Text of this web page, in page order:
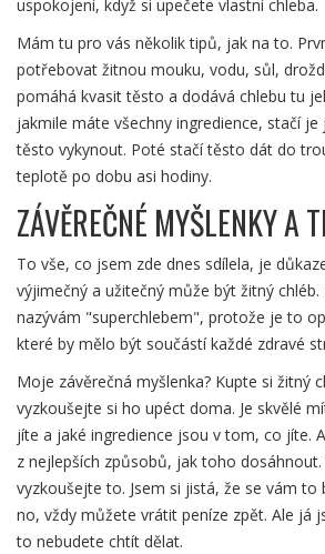
uspokojení, když si upečete vlastní chleba.
Mám tu pro vás několik tipů, jak na to.
potřebovat žitnou mouku, vodu, sůl,
pomáhá kvasit těsto a dodává chlebu tu
jakmile máte všechny ingredience, stačí
těsto vykynout. Poté stačí těsto dát do
teplotě po dobu asi hodiny.
ZÁVĚREČNÉ MYŠLENKY A
To vše, co jsem zde dnes sdílela, je
výjimečný a užitečný může být žitný chléb.
nazývám "superchlebem", protože je to
které by mělo být součástí každé zdravé
Moje závěrečná myšlenka? Kupte si žitný
vyzkoušejte si ho upéct doma. Je skvělé
jíte a jaké ingredience jsou v tom, co jíte.
z nejlepších způsobů, jak toho
vyzkoušejte to. Jsem si jistá, že se vám to
no, vždy můžete vrátit peníze zpět. Ale já
to nebudete chtít dělat.